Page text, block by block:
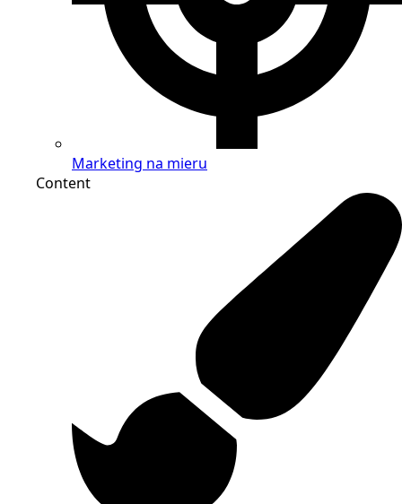
Marketing na mieru
Content